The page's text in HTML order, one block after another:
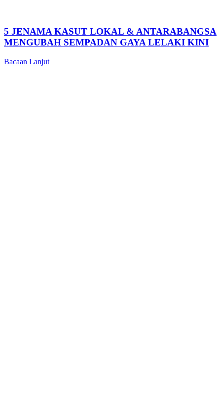
5 JENAMA KASUT LOKAL & ANTARABANGSA
MENGUBAH SEMPADAN GAYA LELAKI KINI
Bacaan Lanjut